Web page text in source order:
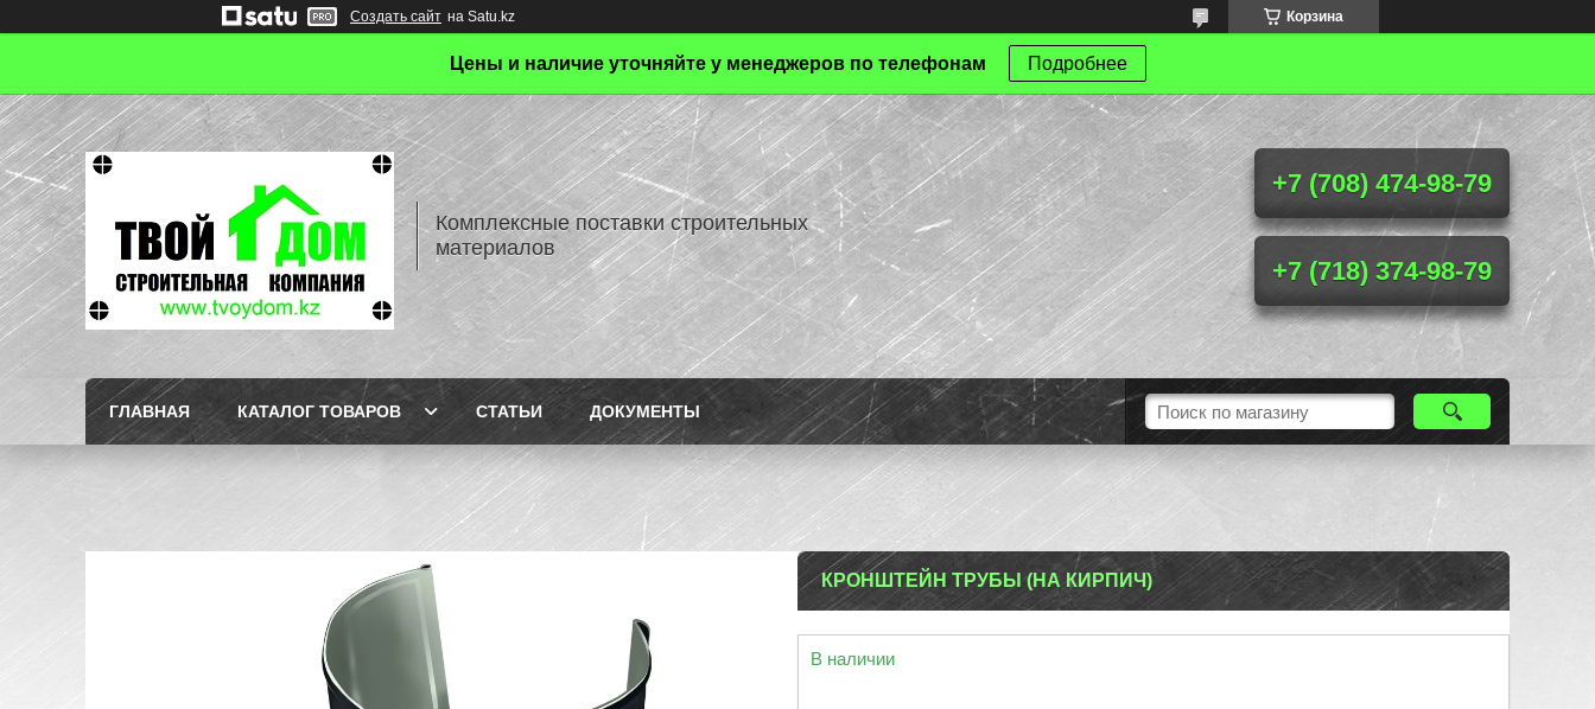
Создать сайт на Satu.kz Корзина
Цены и наличие уточняйте у менеджеров по телефонам Подробнее
Комплексные поставки строительных
материалов
+7 (708) 474-98-79
+7 (718) 374-98-79
ГЛАВНАЯ КАТАЛОГ ТОВАРОВ СТАТЬИ ДОКУМЕНТЫ
КРОНШТЕЙН ТРУБЫ (НА КИРПИЧ)
В наличии